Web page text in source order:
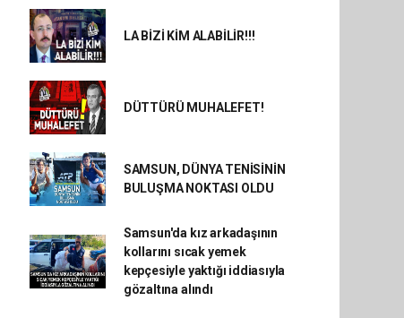
LA BİZİ KİM ALABİLİR!!!
DÜTTÜRÜ MUHALEFET!
SAMSUN, DÜNYA TENİSİNİN
BULUŞMA NOKTASI OLDU
Samsun'da kız arkadaşının
kollarını sıcak yemek
kepçesiyle yaktığı iddiasıyla
gözaltına alındı